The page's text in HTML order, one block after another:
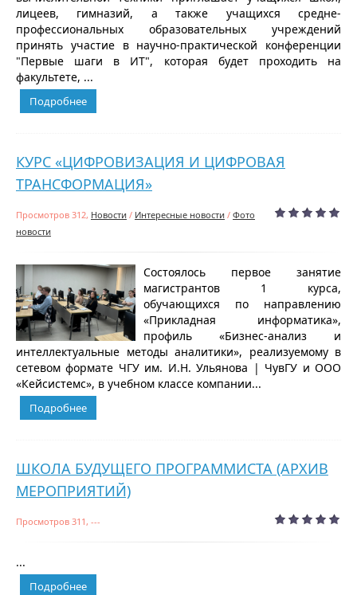
лицеев, гимназий, а также учащихся средне-
профессиональных образовательных учреждений
принять участие в научно-практической конференции
"Первые шаги в ИТ", которая будет проходить на
факультете, ...
Подробнее
КУРС «ЦИФРОВИЗАЦИЯ И ЦИФРОВАЯ
ТРАНСФОРМАЦИЯ»
Просмотров 312, Новости / Интересные новости / Фото
новости
Состоялось первое занятие
магистрантов 1 курса,
обучающихся по направлению
«Прикладная информатика»,
профиль «Бизнес-анализ и
интеллектуальные методы аналитики», реализуемому в
сетевом формате ЧГУ им. И.Н. Ульянова | ЧувГУ и ООО
«Кейсистемс», в учебном классе компании...
Подробнее
ШКОЛА БУДУЩЕГО ПРОГРАММИСТА (АРХИВ
МЕРОПРИЯТИЙ)
Просмотров 311, ---
...
Подробнее